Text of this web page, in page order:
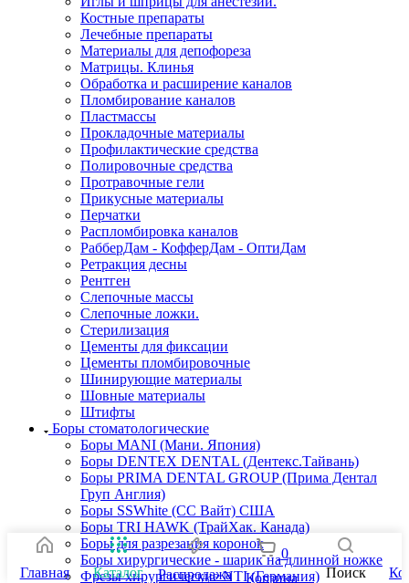
Костные препараты
Лечебные препараты
Материалы для депофореза
Матрицы. Клинья
Обработка и расширение каналов
Пломбирование каналов
Пластмассы
Прокладочные материалы
Профилактические средства
Полировочные средства
Протравочные гели
Прикусные материалы
Перчатки
Распломбировка каналов
РабберДам - КофферДам - ОптиДам
Ретракция десны
Рентген
Слепочные массы
Слепочные ложки.
Стерилизация
Цементы для фиксации
Цементы пломбировочные
Шинирующие материалы
Шовные материалы
Штифты
Боры стоматологические
Боры MANI (Мани. Япония)
Боры DENTEX DENTAL (Дентекс.Тайвань)
Боры PRIMA DENTAL GROUP (Прима Дентал
Груп Англия)
Боры SSWhite (СС Вайт) США
Боры TRI HAWK (ТрайХак. Канада)
Боры для разрезания коронок
Боры хирургические - шарик на длинной ножке
Фрезы хирургические NTI (Германия)
Главная Каталог Распродажа
0
Корзина
Поиск